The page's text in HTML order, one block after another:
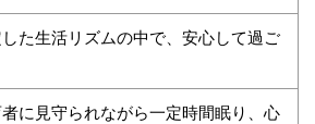
た生活リズムの中で、安心して過ご
に見守られながら一定時間眠り、心